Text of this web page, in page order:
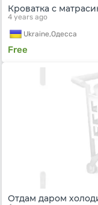
Кроватка с
4 years ago
Ukraine,Одесса
Free
Отдам даром